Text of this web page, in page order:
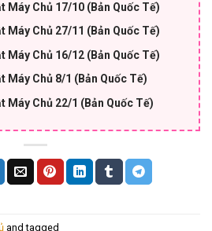
Máy Chủ 17/10 (Bản Quốc Tế)
Máy Chủ 27/11 (Bản Quốc Tế)
Máy Chủ 16/12 (Bản Quốc Tế)
Máy Chủ 8/1 (Bản Quốc Tế)
Máy Chủ 22/1 (Bản Quốc Tế)
and tagged